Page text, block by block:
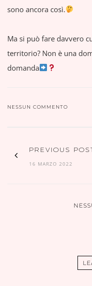
sono ancora così.
Ma si può fare davvero
territorio? Non è una
domanda
NESSUN COMMENTO
PREVIOUS
16 MARZO 2022